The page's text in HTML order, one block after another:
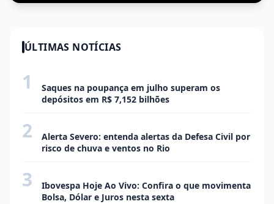
ÚLTIMAS NOTÍCIAS
1
Saques na poupança em julho superam os
depósitos em R$ 7,152 bilhões
2
Alerta Severo: entenda alertas da Defesa Civil por
risco de chuva e ventos no Rio
3
Ibovespa Hoje Ao Vivo: Confira o que movimenta
Bolsa, Dólar e Juros nesta sexta